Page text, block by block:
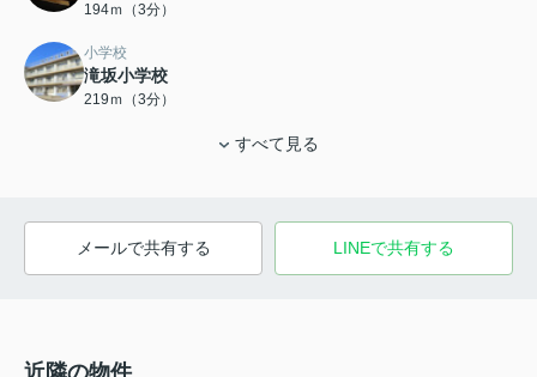
194ｍ（3分）
小学校
滝坂小学校
219ｍ（3分）
すべて見る
メールで共有する LINEで共有する